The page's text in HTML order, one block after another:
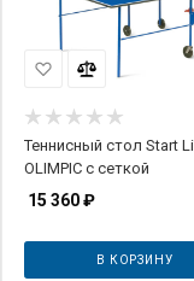
Теннисный стол Start
OLIMPIC с сеткой
15 360₽
В КОРЗИНУ